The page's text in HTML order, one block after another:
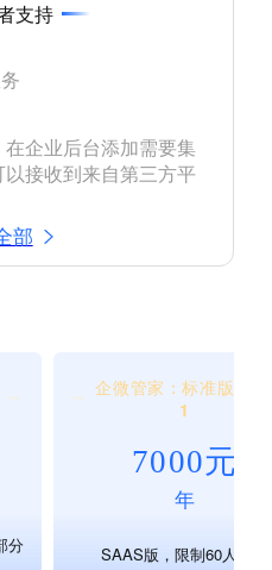
支持
企业后台添加需要集
接收到来自第三方平
部
分
企微管家：标准版 价
1
7000元
年
SAAS版，限制60人用。